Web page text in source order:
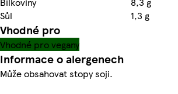
Sůl
1,3 g
Vhodné pro
Vhodné pro vegany
Informace o alergenech
Může obsahovat stopy soji.